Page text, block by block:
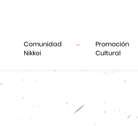
Comunidad
Nikkei
Promoción
Cultural